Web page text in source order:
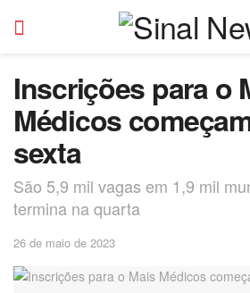
Inscrições para o
Médicos
sexta
São 5,9 mil vagas em 1,9 mil
termina na quarta
26 de maio de 2023